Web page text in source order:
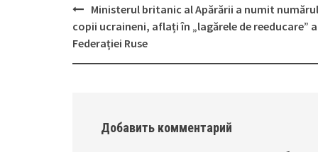
Post
navigation
Ministerul britanic al Apărării a numit
copii ucraineni, aflați în „lagărele de reeducare”
Federației Ruse
Добавить комментарий